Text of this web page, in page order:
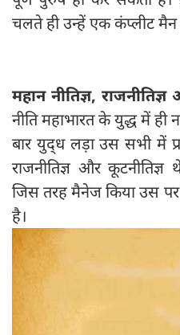
चलते ही उन्हें एक कंप्लीट मैन
महान नीतिज्ञ,
नीति महाभारत के युद्ध में
बार युद्‍ध लड़ा उस सभी में
राजनीतिज्ञ और
जिस तरह मैनेज किया उस
है।